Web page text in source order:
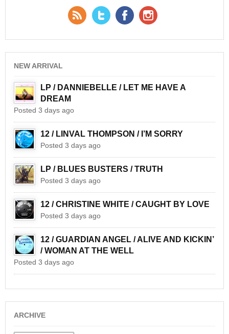
RSS Feed
Twitter Facebook
NEW ARRIVAL
LP / DANNIEBELLE / LET ME HAVE A
DREAM
Posted 3 days ago
12 / LINVAL THOMPSON / I’M SORRY
Posted 3 days ago
LP / BLUES BUSTERS / TRUTH
Posted 3 days ago
12 / CHRISTINE WHITE / CAUGHT BY LOVE
Posted 3 days ago
12 / GUARDIAN ANGEL / ALIVE AND KICKIN’
/ WOMAN AT THE WELL
Posted 3 days ago
ARCHIVE